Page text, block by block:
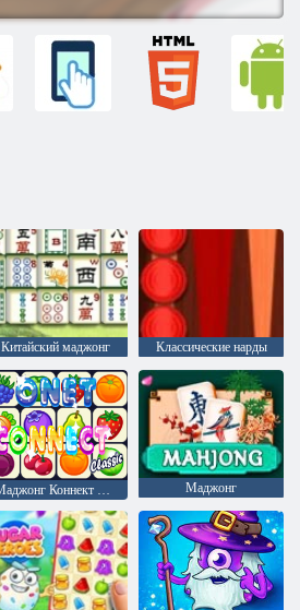
Китайский маджонг Классические нарды
Маджонг